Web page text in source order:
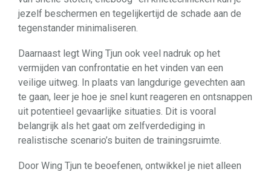
jezelf beschermen en tegelijkertijd de schade aan de
tegenstander minimaliseren.
Daarnaast legt Wing Tjun ook veel nadruk op het
vermijden van confrontatie en het vinden van een
veilige uitweg. In plaats van langdurige gevechten aan
te gaan, leer je hoe je snel kunt reageren en ontsnappen
uit potentieel gevaarlijke situaties. Dit is vooral
belangrijk als het gaat om zelfverdediging in
realistische scenario’s buiten de trainingsruimte.
Door Wing Tjun te beoefenen, ontwikkel je niet alleen